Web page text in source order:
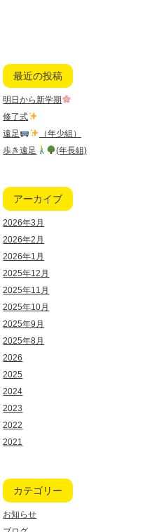
最近の投稿
明日から新学期
修了式
遠足
（年少組）
歩き遠足
(年長組)
アーカイブ
2026年3月
2026年2月
2026年1月
2025年12月
2025年11月
2025年10月
2025年9月
2025年8月
2026
2025
2024
2023
2022
2021
カテゴリー
お知らせ